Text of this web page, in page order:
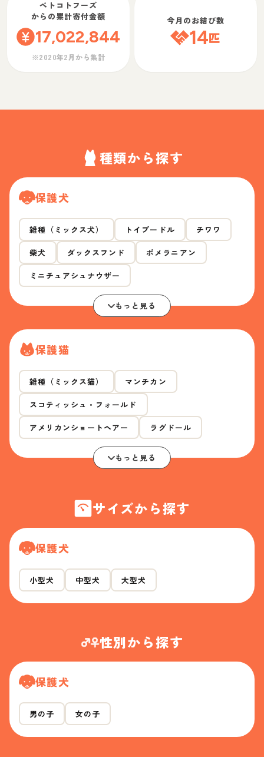
ペトコトフーズ
からの累計寄付金額
17,022,844
※2020年2月から集計
今月のお結び数
14匹
種類から探す
保護犬
雑種（ミックス犬） トイプードル チワワ
柴犬 ダックスフンド ポメラニアン
ミニチュアシュナウザー
もっと見る
保護猫
雑種（ミックス猫） マンチカン
スコティッシュ・フォールド
アメリカンショートヘアー ラグドール
もっと見る
サイズから探す
保護犬
小型犬 中型犬 大型犬
性別から探す
保護犬
男の子 女の子